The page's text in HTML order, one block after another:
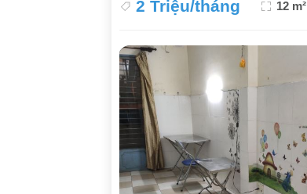
2 Triệu/tháng 12 m²